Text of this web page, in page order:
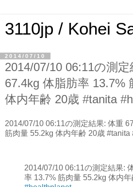
3110jp / Kohei
2014/07/10
2014/07/10 06:11の測
67.4kg 体脂肪率 13.7%
体内年齢 20歳 #tanita
2014/07/10 06:11の測定結果: 体重
筋肉量 55.2kg 体内年齢 20歳
2014/07/10 06:11の測定結果:
率 13.7% 筋肉量 55.2kg 体内